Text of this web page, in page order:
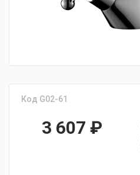
Код G02-61
3 607 ₽